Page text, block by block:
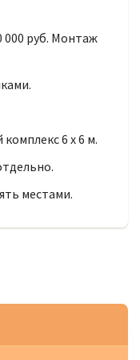
000 руб. Монтаж
6 х 6 м.
местами.